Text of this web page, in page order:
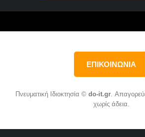
ΕΠΙΚΟΙΝΩΝΙΑ
Πνευματική Ιδιοκτησία © do-it.gr.
χωρίς άδεια.